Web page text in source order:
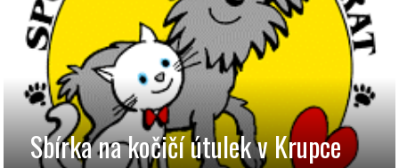
Sbírka na kočičí útulek v Krupce